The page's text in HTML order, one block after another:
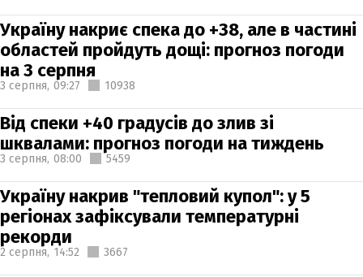
Україну накриє спека до +38, але в частині
областей пройдуть дощі: прогноз погоди
на 3 серпня
3 серпня, 09:27 10938
Від спеки +40 градусів до злив зі
шквалами: прогноз погоди на тиждень
3 серпня, 08:00 5459
Україну накрив "тепловий купол": у 5
регіонах зафіксували температурні
рекорди
2 серпня, 14:52 3667